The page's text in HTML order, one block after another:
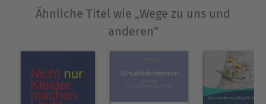
Dr. Anne-Marie Tausch (1925–1983) war Professorin
für Psychologie. Sie arbeitete an der Universität
Marburg, an den Pädagogischen Hochschulen
Weilburg/Lahn und Kettwig/Duisburg sowie
zusammen mit ihrem Mann Reinhard Tausch am
Psychologischen Institut der Universität Hamburg.
Veröffentlichungen:
Ähnliche Titel wie „Wege zu uns und
anderen“